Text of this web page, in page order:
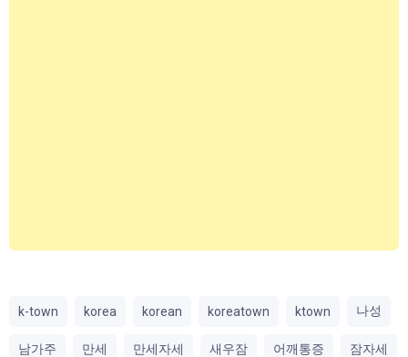
k-town korea korean koreatown ktown 나성
남가주 만세 만세자세 새우잠 어깨통증 잠자세